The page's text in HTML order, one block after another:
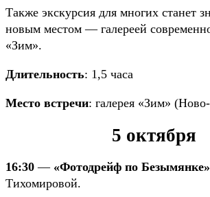
Также экскурсия для многих станет
новым местом — галереей
«Зим».
Длительность: 1,5 часа
Место встречи: галерея «Зим»
5 октября
16:30 — «Фотодрейф по Безымянке»
Тихомировой.